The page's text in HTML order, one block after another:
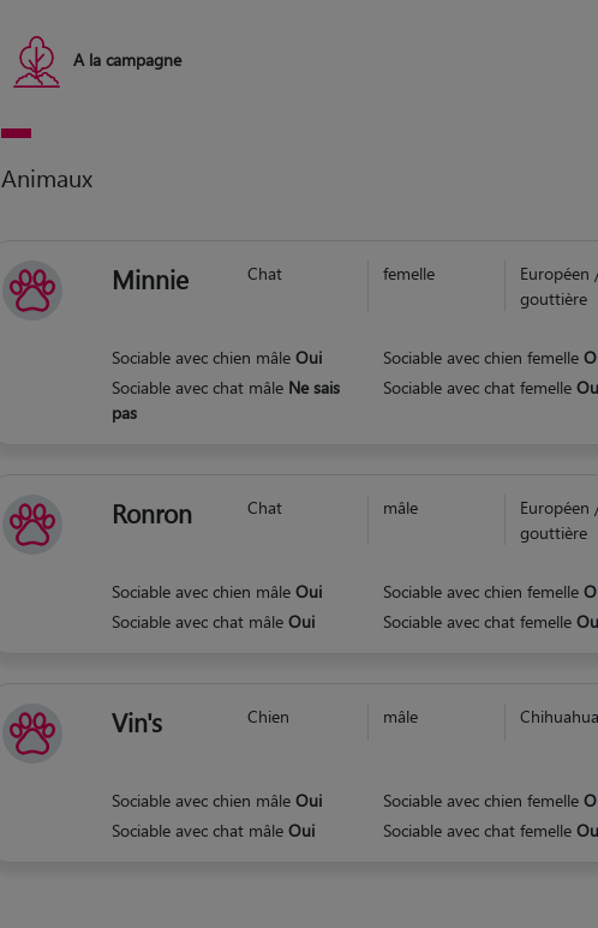
A la campagne
Animaux
Minnie Chat femelle
Européen
gouttière
Sociable avec chien mâle Oui Sociable avec chien femelle
Sociable avec chat mâle Ne sais
pas
Sociable avec chat femelle
Ronron Chat mâle
Européen
gouttière
Sociable avec chien mâle Oui Sociable avec chien femelle
Sociable avec chat mâle Oui Sociable avec chat femelle
Vin's Chien mâle Chihuahua
Sociable avec chien mâle Oui Sociable avec chien femelle
Sociable avec chat mâle Oui Sociable avec chat femelle